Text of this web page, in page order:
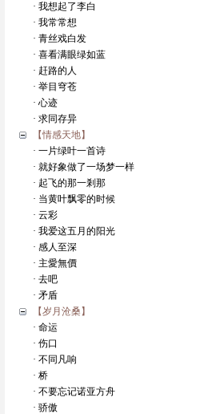
· 我想起了李白
· 我常常想
· 青丝戏白发
· 喜看满眼绿如蓝
· 赶路的人
· 举目穹苍
· 心迹
· 求同存异
【情感天地】
· 一片绿叶一首诗
· 就好象做了一场梦一样
· 起飞的那一剎那
· 当黄叶飘零的时候
· 云彩
· 我爱这五月的阳光
· 感人至深
· 主愛無價
· 去吧
· 矛盾
【岁月沧桑】
· 命运
· 伤口
· 不同凡响
· 桥
· 不要忘记诺亚方舟
· 骄傲